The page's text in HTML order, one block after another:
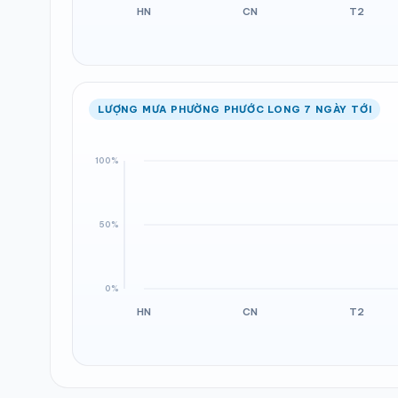
LƯỢNG MƯA PHƯỜNG PHƯỚC LONG 7 NGÀY TỚI